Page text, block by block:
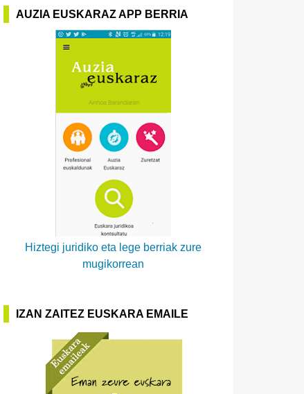
AUZIA EUSKARAZ APP BERRIA
Hiztegi juridiko eta lege berriak zure
mugikorrean
IZAN ZAITEZ EUSKARA EMAILE